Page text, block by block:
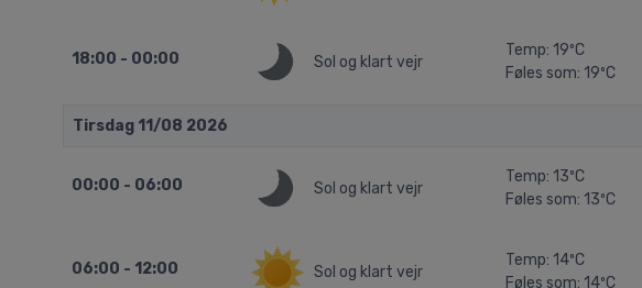
18:00 - 00:00 Sol og klart vejr
Temp: 19ºC
Føles som: 19ºC
Tirsdag 11/08 2026
00:00 - 06:00 Sol og klart vejr
Temp: 13ºC
Føles som: 13ºC
06:00 - 12:00 Sol og klart vejr
Temp: 14ºC
Føles som: 14ºC